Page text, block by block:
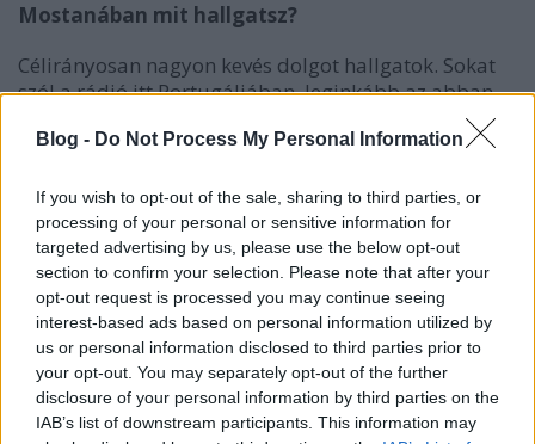
Blog - Do Not Process My Personal Information
If you wish to opt-out of the sale, sharing to third parties, or
processing of your personal or sensitive information for
targeted advertising by us, please use the below opt-out
section to confirm your selection. Please note that after your
opt-out request is processed you may continue seeing
interest-based ads based on personal information utilized by
us or personal information disclosed to third parties prior to
your opt-out. You may separately opt-out of the further
disclosure of your personal information by third parties on the
IAB’s list of downstream participants. This information may
Mostanában mit hallgatsz?
Célirányosan nagyon kevés dolgot hallgatok. Sokat
szól a rádió itt Portugáliában, leginkább az abban
lévő zenéket hallom. Természetesen sok blues forog
nálam mind a mai napig, illetve amire most
ebben a stílusban, teljesen el vagyok tőle ájulva.
Esetleg az új Black Sabbath-albumot hallottad
már?
Na, azt sem hallottam még, de az már legalább már
megvan. Most jött meg, csak én meg most jöttem le
ide Portugáliába. De lassan itt lesz az ideje feltenni.
Nagyon kíváncsi vagyok rá. Tonyval(Tony Iommi,
Black Sabbath-gitáros – a szerk.)amúgy pont most